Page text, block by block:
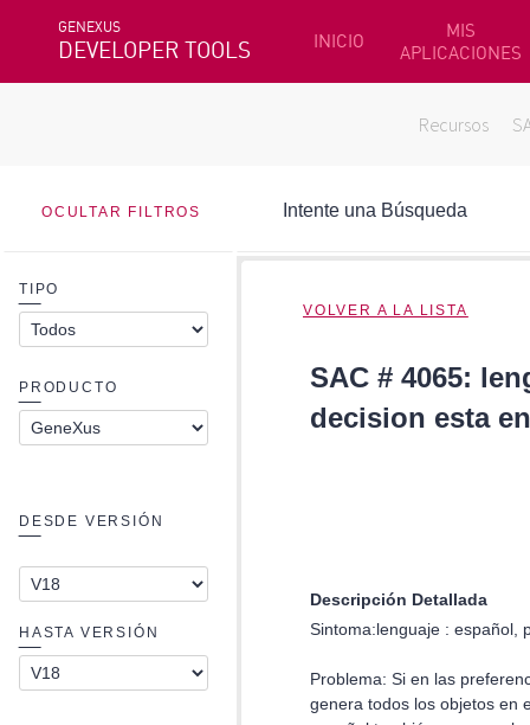
GENEXUS
DEVELOPER TOOLS INICIO
MIS
APLICACIONES
Recursos